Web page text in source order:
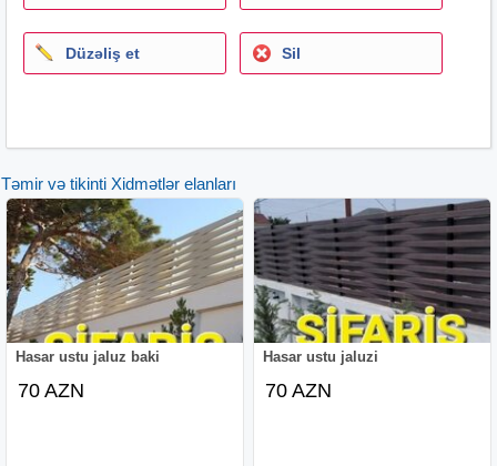
Düzəliş et Sil
Təmir və tikinti Xidmətlər elanları
Hasar ustu jaluz baki
70 AZN
Hasar ustu jaluzi
70 AZN